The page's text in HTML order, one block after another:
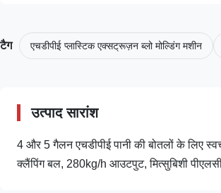
टैग एचडीपीई प्लास्टिक एक्सट्रूज़न ब्लो मोल्डिंग मशीन
उत्पाद सारांश
4 और 5 गैलन एचडीपीई पानी की बोतलों के लिए
क्लैंपिंग बल, 280kg/h आउटपुट, मित्सुबिशी